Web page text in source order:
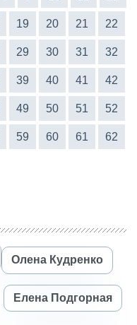
19 20 21 22
29 30 31 32
39 40 41 42
49 50 51 52
59 60 61 62
Олена Кудренко
Елена Подгорная